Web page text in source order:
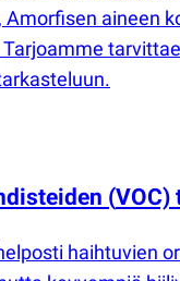
aineen
(VOC)
haihtuvien